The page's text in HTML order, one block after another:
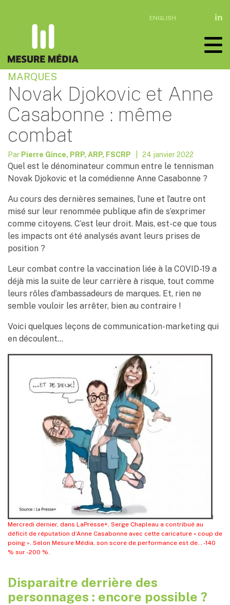
ENGLISH
MARQUES
Novak Djokovic et Anne
Casabonne : même
combat
Par Pierre Gince, PRP, ARP, FSCRP | 24 janvier 2022
Quel est le dénominateur commun entre le tennisman
Novak Djokovic et la comédienne Anne Casabonne ?
Au cours des dernières semaines, l’une et l’autre ont
misé sur leur renommée publique afin de s’exprimer
comme citoyens. C’est leur droit. Mais, est-ce que tous
les impacts ont été analysés avant leurs prises de
position ?
Leur combat contre la vaccination liée à la COVID-19 a
déjà mis la suite de leur carrière à risque, tout comme
leurs rôles d’ambassadeurs de marques. Et, rien ne
semble vouloir les arrêter, bien au contraire !
Voici quelques leçons de communication-marketing qui
en découlent…
Mercredi dernier, dans LaPresse+, Serge Chapleau a contribué au
déficit de réputation d’Anne Casabonne avec cette caricature « coup de
poing ». Selon Mesure Média, son score de performance est de… -140
% sur -200 %.
Disparaitre derrière des
personnages : encore possible ?